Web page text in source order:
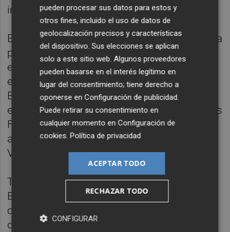
injusta.
En la reanudación el Getafe salió en tromba a
por la victoria. Era el único de los dos
equipos que parecía querer ganar y no tardó
en sumar ocasiones con un cabezazo de
Bruno Fernández, con una falta lanzada por
el uruguayo Damián Suárez que salvó Andrés
Fernández y con otro disparo de Portillo que
acarició el palo derecho de la meta del
Villarreal.
Todo eso en quince minutos, los que tardó
Bordalás en dar más mordiente a su ataque
con la salida al campo de Ángel Rodríguez,
que dispuso de media hora para desnivelar
pueden procesar sus datos para estos y
otros fines, incluido el uso de datos de
geolocalización precisos y características
del dispositivo. Sus elecciones se aplican
solo a este sitio web. Algunos proveedores
pueden basarse en el interés legítimo en
lugar del consentimiento; tiene derecho a
oponerse enConfiguración de publicidad.
Puede retirar su consentimiento en
cualquier momento enConfiguración de
cookies.Política de privacidad
ACEPTAR TODO
RECHAZAR TODO
CONFIGURAR